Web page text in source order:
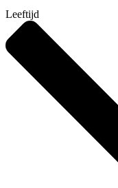
Leeftijd